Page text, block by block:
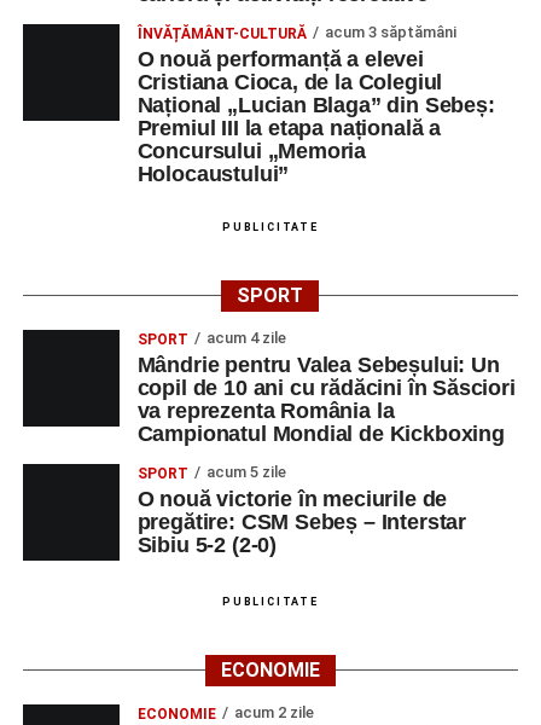
educație. După trei ediții care au abordat comunicarea
didactică, dinamica diferențelor, participarea și luarea
deciziilor, comunitatea Sinaxa Educațională își propune
să revină la întrebările fundamentale despre valorile care
stau la baza actului educațional și despre rolul
Asociația„Sinaxa Educațională”este o comunitate de
profesori, dedicată susținerii unei educații centrate pe
valorile creștin-ortodoxe și pe formarea caracterului
elevilor. Născută din experiența duhovnicească și
formativă a Mănăstirii Oașa, Sinaxa își propune să
sprijine profesorii în regăsirea motivației interioare,
oferindu-le nu doar instrumente metodice actuale, ci și
contexte de sprijin reciproc, colaborare și reconectare la
vocația pedagogică autentică.
ÎNVĂȚĂMÂNT-CULTURĂ acum 3 săptămâni
O nouă performanță a elevei
Cristiana Cioca, de la Colegiul
Național „Lucian Blaga” din Sebeș:
Premiul III la etapa națională a
Concursului „Memoria
Holocaustului”
PUBLICITATE
SPORT
SPORT acum 4 zile
Mândrie pentru Valea Sebeșului: Un
copil de 10 ani cu rădăcini în Săsciori
va reprezenta România la
Campionatul Mondial de Kickboxing
SPORT acum 5 zile
O nouă victorie în meciurile de
pregătire: CSM Sebeș – Interstar
Sibiu 5-2 (2-0)
PUBLICITATE
ECONOMIE
ECONOMIE acum 2 zile